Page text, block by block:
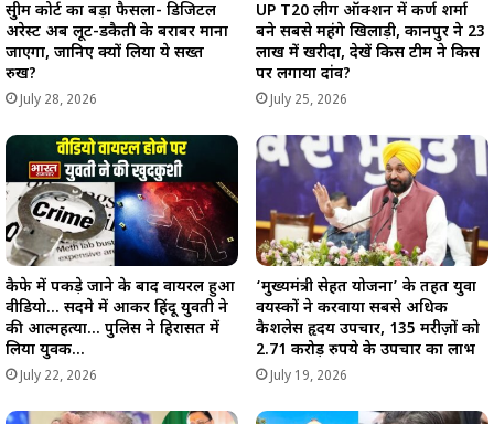
सुप्रीम कोर्ट का बड़ा फैसला- डिजिटल
अरेस्ट अब लूट-डकैती के बराबर माना
जाएगा, जानिए क्यों लिया ये सख्त
रुख?
July 28, 2026
UP T20 लीग ऑक्शन में कर्ण शर्मा
बने सबसे महंगे खिलाड़ी, कानपुर ने 23
लाख में खरीदा, देखें किस टीम ने किस
पर लगाया दांव?
July 25, 2026
कैफे में पकड़े जाने के बाद वायरल हुआ
वीडियो… सदमे में आकर हिंदू युवती ने
की आत्महत्या… पुलिस ने हिरासत में
लिया युवक…
July 22, 2026
‘मुख्यमंत्री सेहत योजना’ के तहत युवा
वयस्कों ने करवाया सबसे अधिक
कैशलेस हृदय उपचार, 135 मरीज़ों को
2.71 करोड़ रुपये के उपचार का लाभ
July 19, 2026